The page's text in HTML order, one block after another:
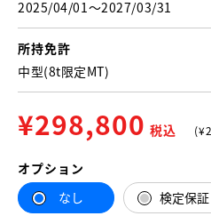
2025/04/01〜2027/03/31
所持免許
中型(8t限定MT)
¥298,800 税込 (¥
オプション
なし
検定保証